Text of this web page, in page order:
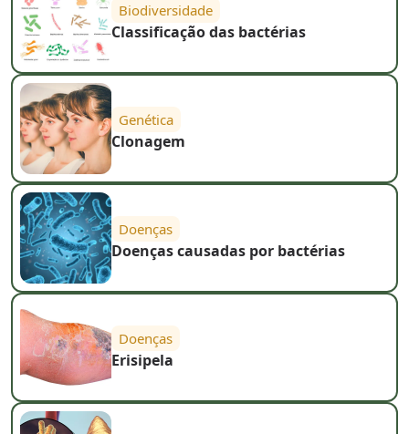
Biodiversidade
Classificação das bactérias
Genética
Clonagem
Doenças
Doenças causadas por bactérias
Doenças
Erisipela